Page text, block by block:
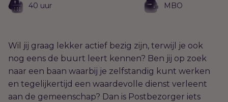
40 uur MBO
Wil jij graag lekker actief bezig zijn, terwijl je ook
nog eens de buurt leert kennen? Ben jij op zoek
naar een baan waarbij je zelfstandig kunt werken
en tegelijkertijd een waardevolle dienst verleent
aan de gemeenschap? Dan is Postbezorger iets